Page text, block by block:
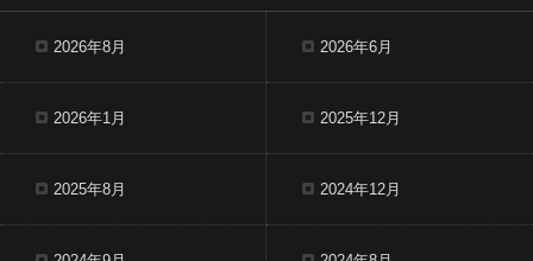
2026年8月 2026年6月
2026年1月 2025年12月
2025年8月 2024年12月